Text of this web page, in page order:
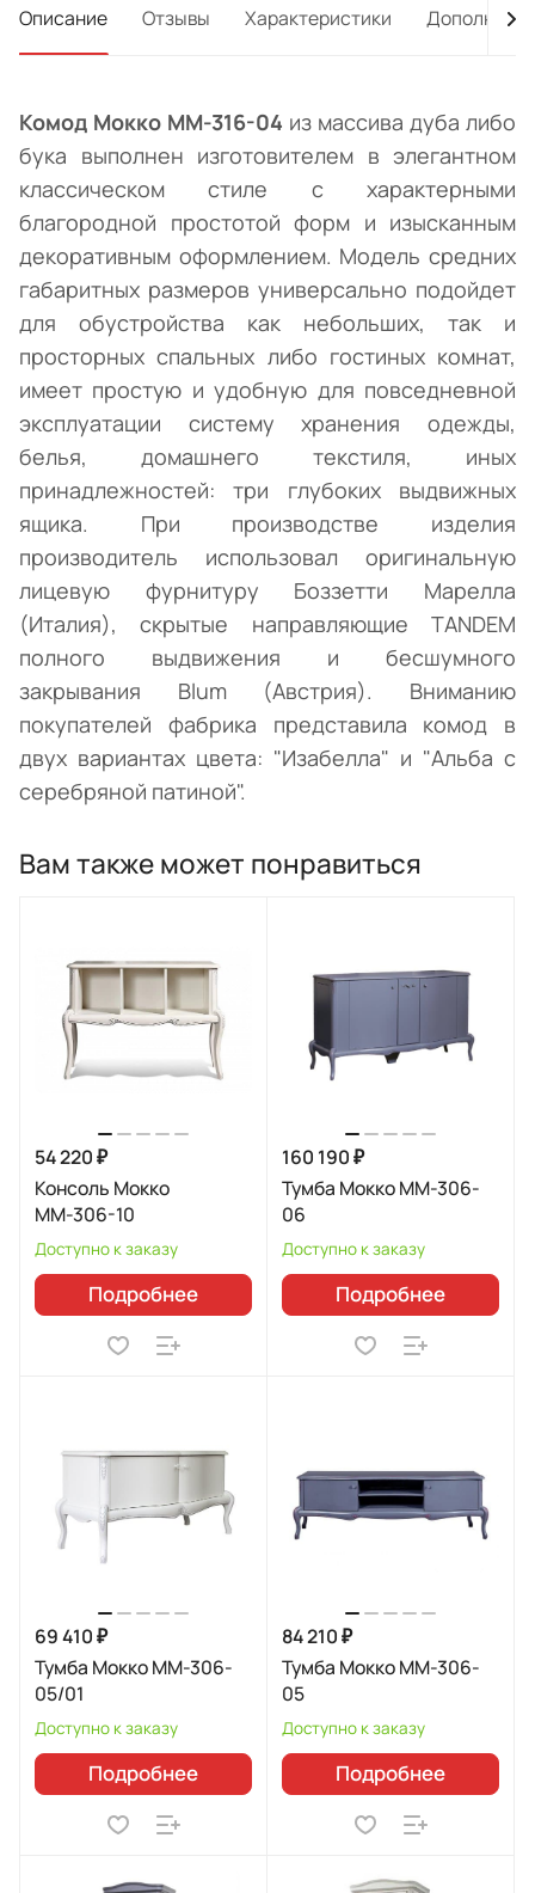
Описание Отзывы Характеристики
Комод Мокко ММ-316-04 из массива дуба либо
бука выполнен изготовителем в элегантном
классическом стиле с характерными
благородной простотой форм и изысканным
декоративным оформлением. Модель средних
габаритных размеров универсально подойдет
для обустройства как небольших, так и
просторных спальных либо гостиных комнат,
имеет простую и удобную для повседневной
эксплуатации систему хранения одежды,
белья, домашнего текстиля, иных
принадлежностей: три глубоких выдвижных
ящика. При производстве изделия
производитель использовал оригинальную
лицевую фурнитуру Боззетти Марелла
(Италия), скрытые направляющие TANDEM
полного выдвижения и бесшумного
закрывания Blum (Австрия). Вниманию
покупателей фабрика представила комод в
двух вариантах цвета: "Изабелла" и "Альба с
серебряной патиной".
Вам также может понравиться
54 220 ₽
Консоль Мокко
ММ-306-10
Доступно к заказу
Подробнее
160 190 ₽
Тумба Мокко ММ-306-
06
Доступно к заказу
Подробнее
69 410 ₽
Тумба Мокко ММ-306-
05/01
Доступно к заказу
Подробнее
84 210 ₽
Тумба Мокко ММ-306-
05
Доступно к заказу
Подробнее